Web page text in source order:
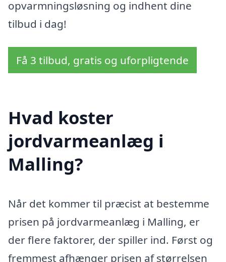
opvarmningsløsning og indhent dine
tilbud i dag!
Få 3 tilbud, gratis og uforpligtende
Hvad koster
jordvarmeanlæg i
Malling?
Når det kommer til præcist at bestemme
prisen på jordvarmeanlæg i Malling, er
der flere faktorer, der spiller ind. Først og
fremmest afhænger prisen af størrelsen